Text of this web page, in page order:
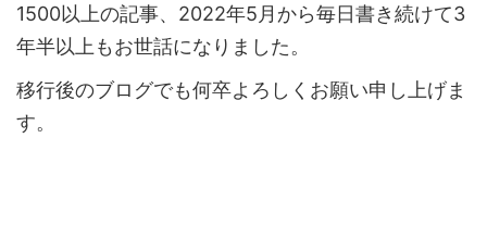
1500以上の記事、2022年5月から毎日書き続けて3
年半以上もお世話になりました。
移行後のブログでも何卒よろしくお願い申し上げま
す。